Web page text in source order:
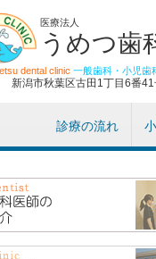
医療法人
うめつ歯
dental clinic 一般歯科・小児歯
新潟市秋葉区古田1丁目6番
診療の流れ